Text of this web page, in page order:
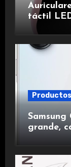
táctil
de
duración.
Productos
grande,